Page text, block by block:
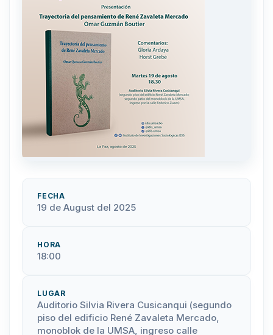
FECHA
19 de August del 2025
HORA
18:00
LUGAR
Auditorio Silvia Rivera Cusicanqui (segundo
piso del edificio René Zavaleta Mercado,
monoblok de la UMSA, ingreso calle